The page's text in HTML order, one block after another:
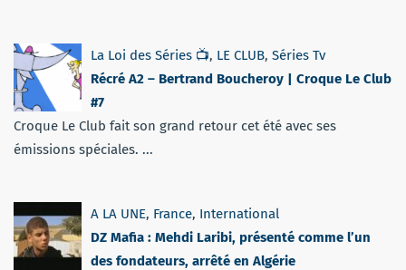
La Loi des Séries 📺, LE CLUB, Séries Tv
Récré A2 – Bertrand Boucheroy | Croque Le Club
#7
Croque Le Club fait son grand retour cet été avec ses
émissions spéciales. ...
A LA UNE, France, International
DZ Mafia : Mehdi Laribi, présenté comme l’un
des fondateurs, arrêté en Algérie